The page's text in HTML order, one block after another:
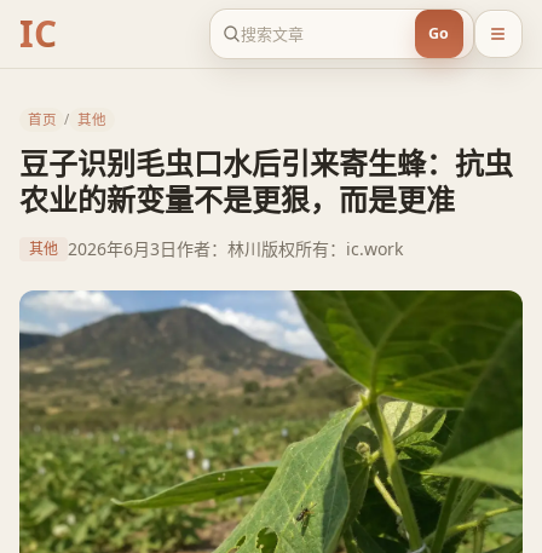
IC Go
首页 / 其他
豆子识别毛虫口水后引来寄生蜂：抗虫
农业的新变量不是更狠，而是更准
其他 2026年6月3日作者：林川版权所有：ic.work